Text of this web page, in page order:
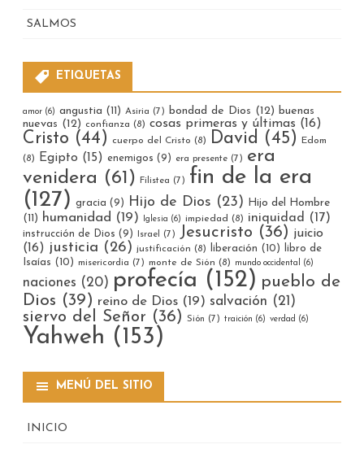
SALMOS
ETIQUETAS
amor (6) angustia (11) Asiria (7) bondad de Dios (12) buenas
nuevas (12) confianza (8) cosas primeras y últimas (16)
Cristo (44) cuerpo del Cristo (8) David (45)
Edom
(8)
Egipto (15) enemigos (9) era presente (7) era
venidera (61) Filistea (7) fin de la era
(127) gracia (9) Hijo de Dios (23)
Hijo del Hombre
(11)
humanidad (19) Iglesia (6) impiedad (8) iniquidad (17)
instrucción de Dios (9) Israel (7) Jesucristo (36) juicio
(16) justicia (26) justificación (8) liberación (10)
libro de
Isaías (10) misericordia (7) monte de Sión (8) mundo occidental (6)
naciones (20) profecía (152) pueblo de
Dios (39) reino de Dios (19) salvación (21)
siervo del Señor (36) Sión (7) traición (6) verdad (6)
Yahweh (153)
MENÚ DEL SITIO
INICIO